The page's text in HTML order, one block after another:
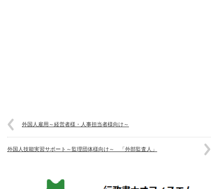
外国人雇用～経営者様・人事担当者様向け～
外国人技能実習サポート～監理団体様向け～ 「外部監査人」